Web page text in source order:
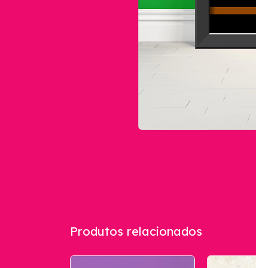
Produtos relacionados